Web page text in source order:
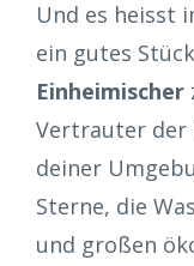
Und es heisst
ein gutes
Einheimischer
Vertrauter der
deiner
Sterne, die
und großen